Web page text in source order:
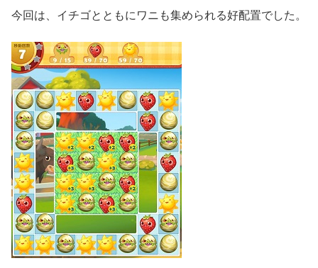
今回は、イチゴとともにワニも集められる好配置でした。